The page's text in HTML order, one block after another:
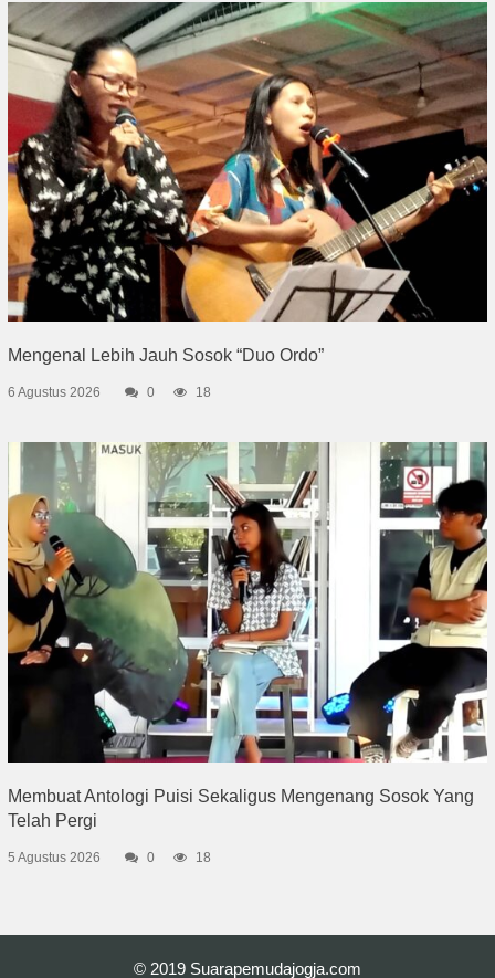
Mengenal Lebih Jauh Sosok “Duo Ordo”
6 Agustus 2026 0 18
Membuat Antologi Puisi Sekaligus Mengenang Sosok Yang
Telah Pergi
5 Agustus 2026 0 18
© 2019 Suarapemudajogja.com